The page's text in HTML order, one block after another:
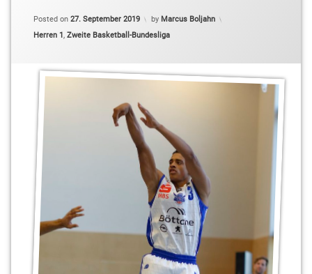
Posted on 27. September 2019 by Marcus Boljahn
Categories:
Herren 1, Zweite Basketball-Bundesliga
Cliff
Goncalo
Kirchner
Kai
Marc
Pharroh
Gordon